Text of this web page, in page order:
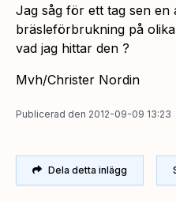
Jag såg för ett tag sen en
bräsleförbrukning på
vad jag hittar den ?
Mvh/Christer Nordin
Publicerad den 2012-09-09 13:23
Dela detta inlägg